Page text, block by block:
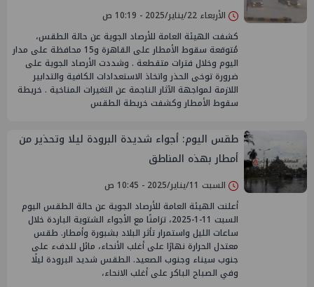
الأربعاء 22/يناير/2025 - 10:19 ص
كشفت الهيئة العامة للأرصاد الجوية عن حالة الطقس،
مُتوقعة سقوط الأمطار على القاهرة و15 محافظة على مدار
اليوم وخلال فترات متقطعة . وشددت الأرصاد الجوية على
ضرورة توخى الحذر واتخاذ الاستعدادات الكافية والتدابير
اللازمة لمواجهة الآثار الناجمة عن التغيرات المناخية . خريطة
سقوط الأمطار وكشفت خريطة الطقس
طقس اليوم: أجواء شديدة البرودة ليلا وتحذير من
أمطار بهذه المناطق
السبت 11/يناير/2025 - 10:45 ص
أعلنت الهيئة العامة للأرصاد الجوية عن حالة الطقس اليوم
السبت 11-1-2025، تزامنًا مع الأجواء الشتوية الباردة خلال
ساعات الليل واستمرار تأثر البلاد بشبورة وأمطار. طقس
معتدل الحرارة نهارًا على أغلب الأنحاء، مائل للدفء على
جنوب سيناء وجنوب الصعيد. الطقس شديد البرودة ليلًا
وفي الصباح الباكر على أغلب الانحاء،